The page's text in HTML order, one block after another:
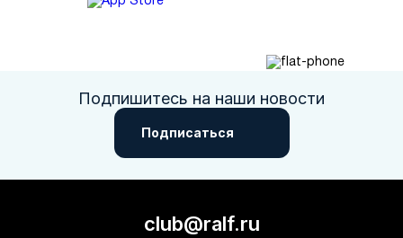
Подпишитесь на наши новости
Подписаться
club@ralf.ru